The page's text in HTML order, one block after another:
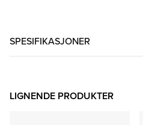
SPESIFIKASJONER
LIGNENDE PRODUKTER